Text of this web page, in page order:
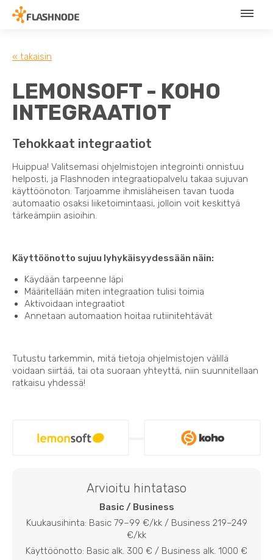
« takaisin
LEMONSOFT - KOHO
INTEGRAATIOT
Tehokkaat integraatiot
Huippua! Valitsemasi ohjelmistojen integrointi onnistuu
helposti, ja Flashnoden integraatiopalvelu takaa sujuvan
käyttöönoton. Tarjoamme ihmisläheisen tavan tuoda
automaatio osaksi liiketoimintaasi, jolloin voit keskittyä
tärkeämpiin asioihin.
Käyttöönotto sujuu lyhykäisyydessään näin:
Käydään tarpeenne läpi
Määritellään miten integraation tulisi toimia
Aktivoidaan integraatiot
Annetaan automaation hoitaa rutiinitehtävät
Tutustu tarkemmin, mitä tietoja ohjelmistojen välillä
voidaan siirtää, tai ota suoraan yhteyttä, niin suunnitellaan
ratkaisu yhdessä!
Arvioitu hintataso
Basic / Business
Kuukausihinta: Basic 79–99 €/kk / Business 219–249
€/kk
Käyttöönotto: Basic alk. 300 € / Business alk. 1000 €